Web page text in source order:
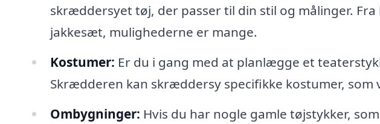
skræddersyet tøj, der passer til din stil og målinger.
jakkesæt, mulighederne er mange.
Kostumer: Er du i gang med at planlægge et
Skrædderen kan skræddersy specifikke kostumer,
Ombygninger: Hvis du har nogle gamle tøjstykker,